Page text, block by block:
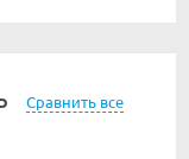
Сравнить все